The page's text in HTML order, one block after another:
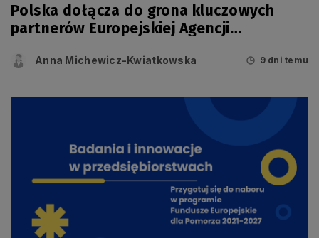
Polska dołącza do grona kluczowych
partnerów Europejskiej Agencji
Anna Michewicz-Kwiatkowska 9 dni temu